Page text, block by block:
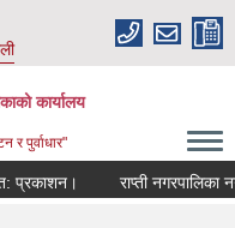
कार्यालय
र पुर्वाधार"
राप्ती नगरपालिका